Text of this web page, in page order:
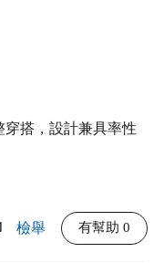
搭，設計兼具率性
檢舉 有幫助 0